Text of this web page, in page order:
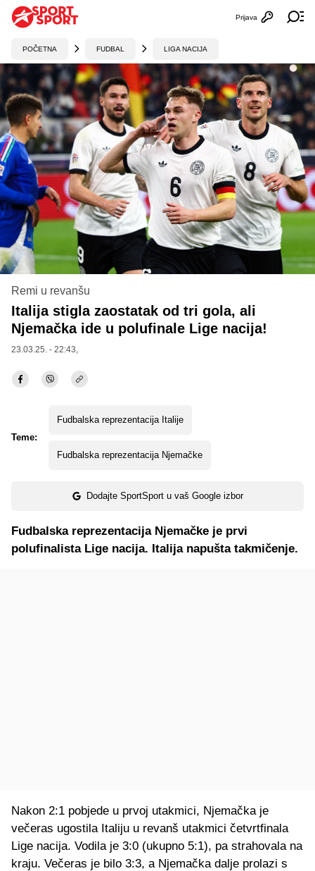
Otvori
Prijava
POČETNA FUDBAL LIGA NACIJA
Remi u revanšu
Italija stigla zaostatak od tri gola, ali
Njemačka ide u polufinale Lige nacija!
23.03.25. - 22:43,
Teme:
Fudbalska reprezentacija Italije
Fudbalska reprezentacija Njemačke
Dodajte SportSport u vaš Google izbor
Fudbalska reprezentacija Njemačke je prvi
polufinalista Lige nacija. Italija napušta takmičenje.
Nakon 2:1 pobjede u prvoj utakmici, Njemačka je
večeras ugostila Italiju u revanš utakmici četvrtfinala
Lige nacija. Vodila je 3:0 (ukupno 5:1), pa strahovala na
kraju. Večeras je bilo 3:3, a Njemačka dalje prolazi s